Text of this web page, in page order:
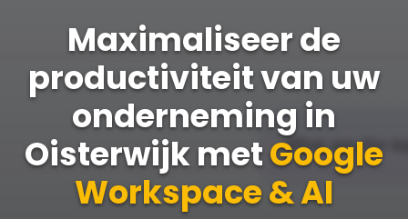
Maximaliseer de
productiviteit van uw
onderneming in
Oisterwijk metGoogle
Workspace & AI